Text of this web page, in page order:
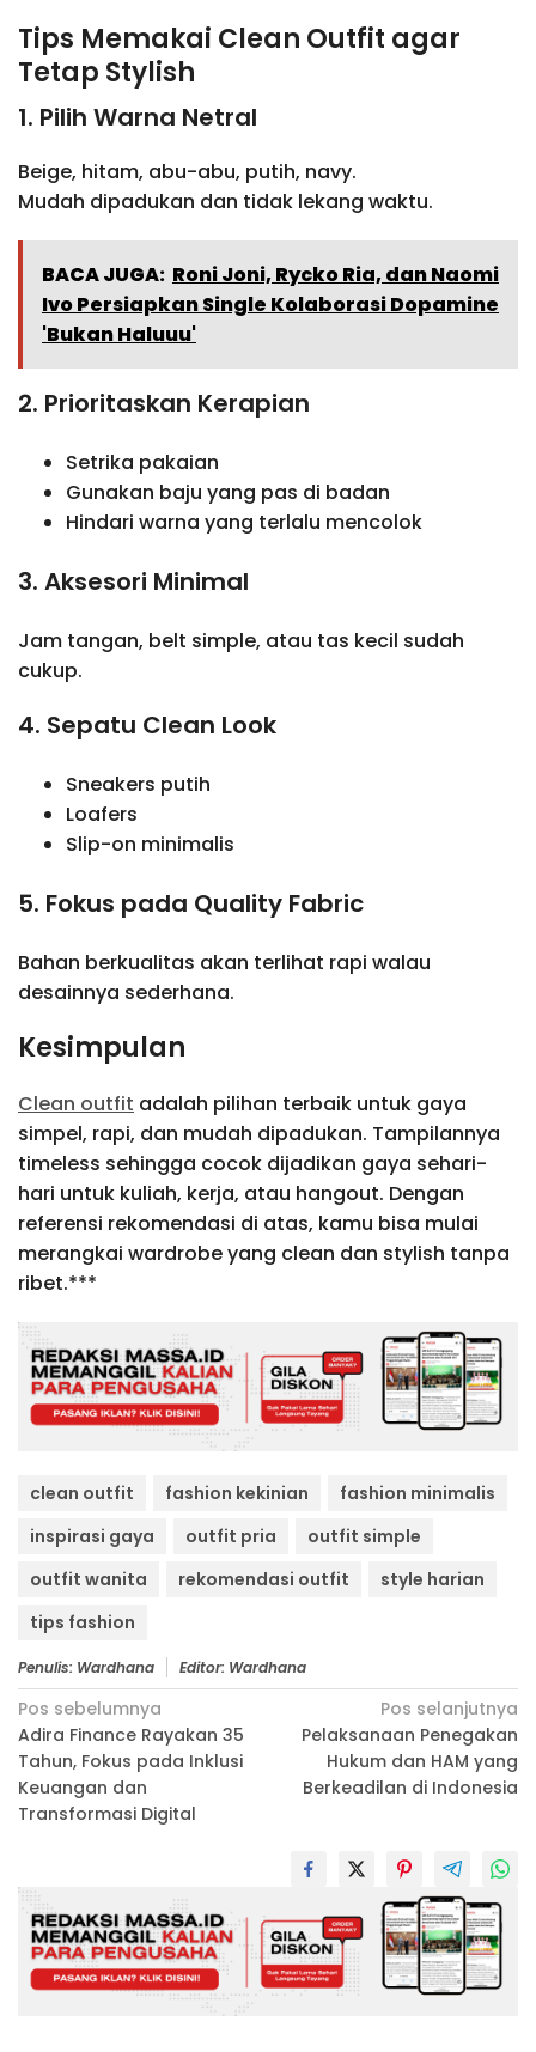
Tips Memakai Clean Outfit agar
Tetap Stylish
1. Pilih Warna Netral
Beige, hitam, abu-abu, putih, navy.
Mudah dipadukan dan tidak lekang waktu.
BACA JUGA: Roni Joni, Rycko Ria, dan Naomi
Ivo Persiapkan Single Kolaborasi Dopamine
'Bukan Haluuu'
2. Prioritaskan Kerapian
Setrika pakaian
Gunakan baju yang pas di badan
Hindari warna yang terlalu mencolok
3. Aksesori Minimal
Jam tangan, belt simple, atau tas kecil sudah
cukup.
4. Sepatu Clean Look
Sneakers putih
Loafers
Slip-on minimalis
5. Fokus pada Quality Fabric
Bahan berkualitas akan terlihat rapi walau
desainnya sederhana.
Kesimpulan
Clean outfit adalah pilihan terbaik untuk gaya
simpel, rapi, dan mudah dipadukan. Tampilannya
timeless sehingga cocok dijadikan gaya sehari-
hari untuk kuliah, kerja, atau hangout. Dengan
referensi rekomendasi di atas, kamu bisa mulai
merangkai wardrobe yang clean dan stylish tanpa
ribet.***
clean outfit fashion kekinian
fashion minimalis
inspirasi gaya
outfit pria
outfit simple
outfit wanita
rekomendasi outfit
style harian
tips fashion
Penulis: Wardhana Editor: Wardhana
Navigasi
pos
Pos sebelumnya
Adira Finance Rayakan 35
Tahun, Fokus pada Inklusi
Keuangan dan
Transformasi Digital
Pos selanjutnya
Pelaksanaan Penegakan
Hukum dan HAM yang
Berkeadilan di Indonesia